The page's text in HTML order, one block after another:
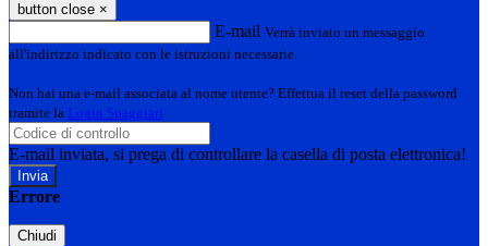
button close ×
E-mail Verrà inviato un messaggio
all'indirizzo indicato con le istruzioni necessarie.
Non hai una e-mail associata al nome utente? Effettua il reset della password
tramite la Login Spaggiari
E-mail inviata, si prega di controllare la casella di posta elettronica!
Errore
Chiudi